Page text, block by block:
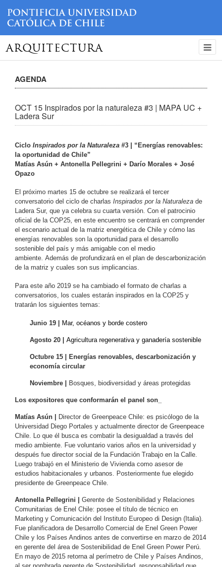
ARQUITECTURA
AGENDA
OCT 15 Inspirados por la naturaleza #3 | MAPA UC +
Ladera Sur
Ciclo Inspirados por la Naturaleza #3 | “Energías renovables:
la oportunidad de Chile”
Matías Asún + Antonella Pellegrini + Darío Morales + José
Opazo
El próximo martes 15 de octubre se realizará el tercer
conversatorio del ciclo de charlas Inspirados por la Naturaleza de
Ladera Sur, que ya celebra su cuarta versión. Con el patrocinio
oficial de la COP25, en este encuentro se centrará en comprender
el escenario actual de la matriz energética de Chile y cómo las
energías renovables son la oportunidad para el desarrollo
sostenible del país y más amigable con el medio
ambiente. Además de profundizará en el plan de descarbonización
de la matriz y cuales son sus implicancias.
Para este año 2019 se ha cambiado el formato de charlas a
conversatorios, los cuales estarán inspirados en la COP25 y
tratarán los siguientes temas:
Junio 19 | Mar, océanos y borde costero
Agosto 20 | Agricultura regenerativa y ganadería sostenible
Octubre 15 |
Energías renovables, descarbonización y
economía circular
Noviembre | Bosques, biodiversidad y áreas protegidas
Los expositores que conformarán el panel son_
Matías Asún |
Director de Greenpeace Chile: es psicólogo de la
Universidad Diego Portales y actualmente director de Greenpeace
Chile. Lo que él busca es combatir la desigualdad a través del
medio ambiente. Fue voluntario varios años en la universidad y
después fue director social de la Fundación Trabajo en la Calle.
Luego trabajó en el Ministerio de Vivienda como asesor de
estudios habitacionales y urbanos. Posteriormente fue elegido
presidente de Greenpeace Chile.
Antonella Pellegrini |
Gerente de Sostenibilidad y Relaciones
Comunitarias de Enel Chile: posee el título de técnico en
Marketing y Comunicación del Instituto Europeo di Design (Italia).
Fue planificadora de Desarrollo Comercial de Enel Green Power
Chile y los Países Andinos antes de convertirse en marzo de 2014
en gerente del área de Sostenibilidad de Enel Green Power Perú.
En mayo de 2015 retorna al perímetro de Chile y Países Andinos,